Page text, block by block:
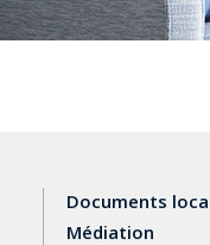
Documents
Médiation